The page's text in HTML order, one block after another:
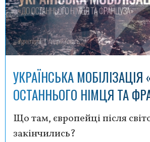
УКРАЇНСЬКА МОБІЛІЗАЦІЯ
ОСТАННЬОГО НІМЦЯ ТА
Що там, європейці після
закінчились?